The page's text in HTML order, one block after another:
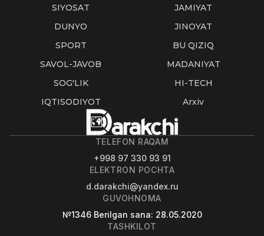
SIYOSAT
JAMIYAT
DUNYO
JINOYAT
SPORT
BU QIZIQ
SAVOL-JAVOB
MADANIYAT
SOG'LIK
HI-TECH
IQTISODIYOT
Arxiv
TELEFON RAQAM
+998 97 330 93 91
ELEKTRON POCHTA
d.darakchi@yandex.ru
GUVOHNOMA
№1346 Berilgan sana: 28.05.2020
TASHKILOT